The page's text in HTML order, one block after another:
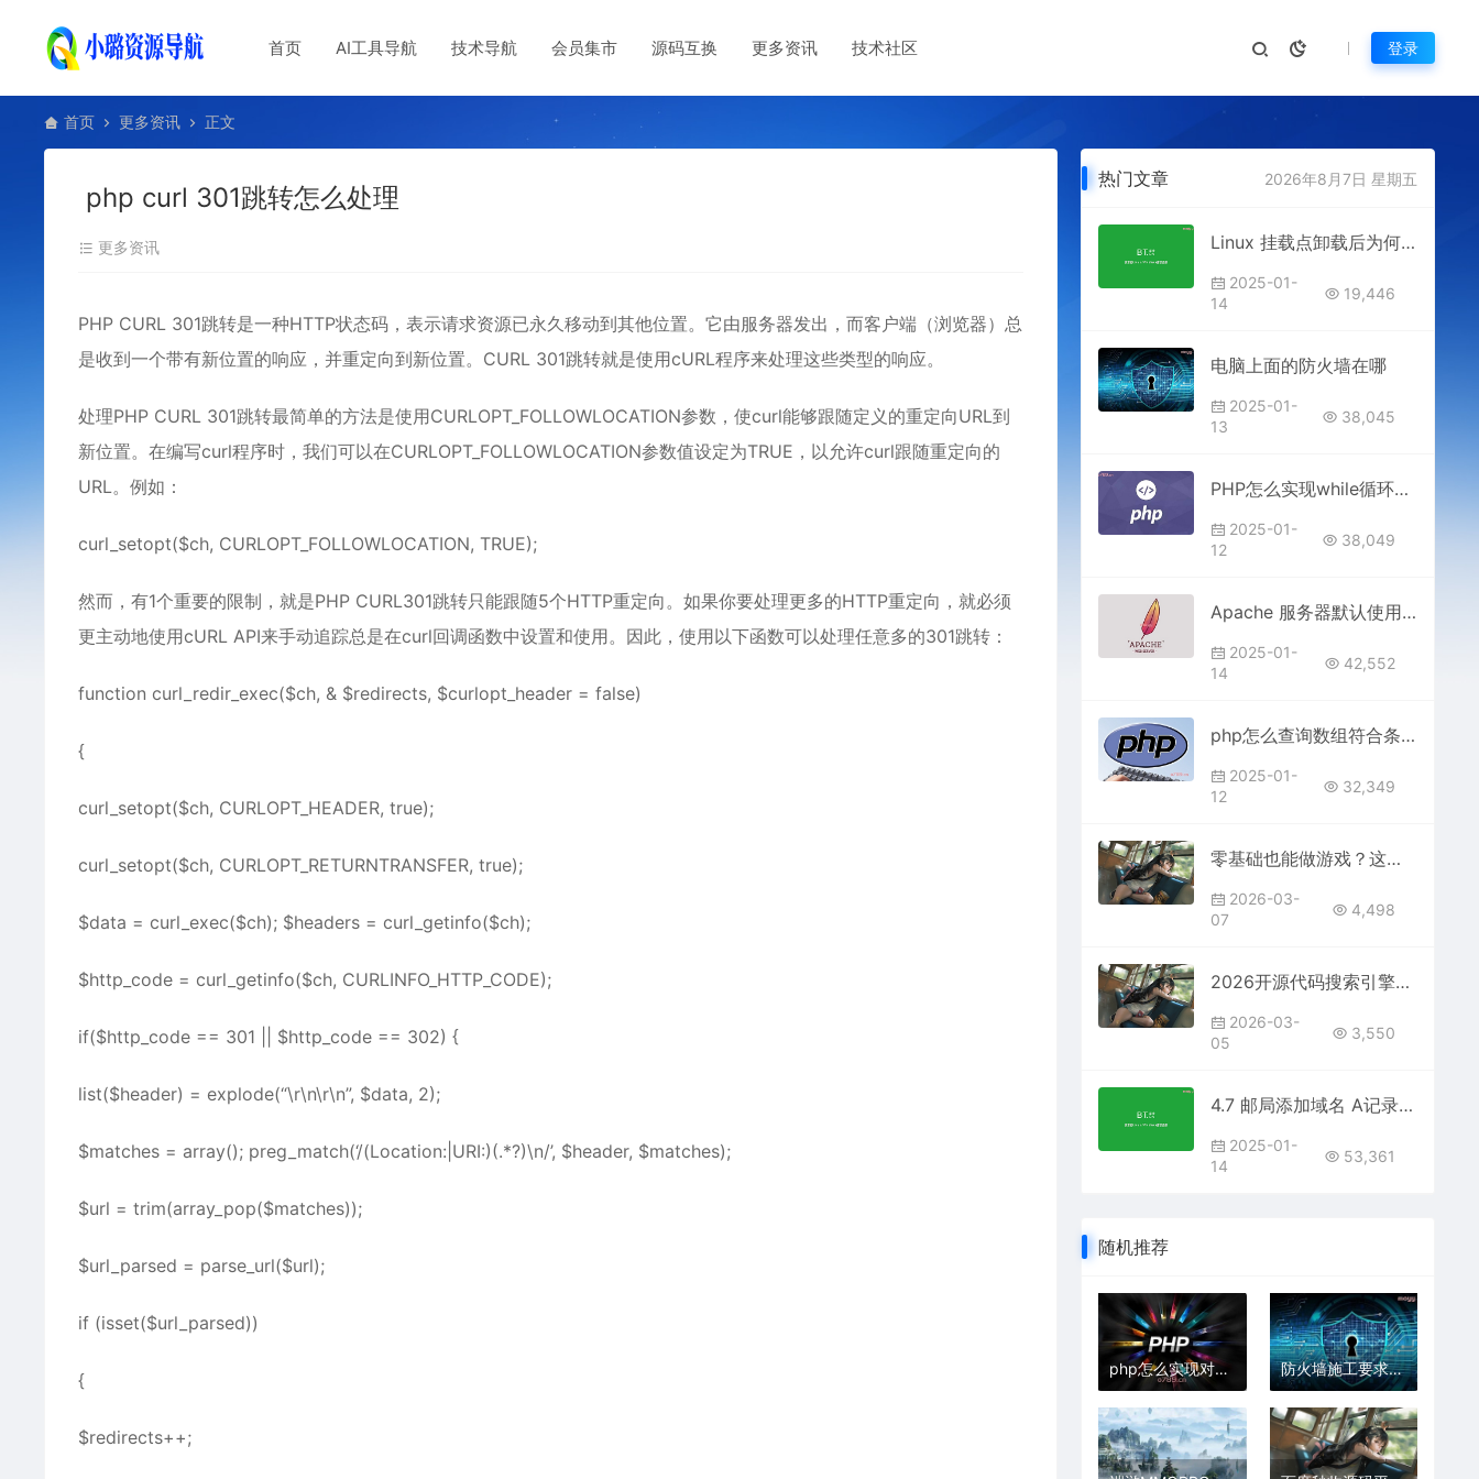
首页 AI工具导航 技术导航 会员集市 源码互换 更多资讯 技术社区 登录
首页 更多资讯 正文
php curl 301跳转怎么处理
更多资讯
PHP CURL 301跳转是一种HTTP状态码，表示请求资源已永久移动到其他位置。它由服务器发出，而客户端（浏览器）总
是收到一个带有新位置的响应，并重定向到新位置。CURL 301跳转就是使用cURL程序来处理这些类型的响应。
处理PHP CURL 301跳转最简单的方法是使用CURLOPT_FOLLOWLOCATION参数，使curl能够跟随定义的重定向URL到
新位置。在编写curl程序时，我们可以在CURLOPT_FOLLOWLOCATION参数值设定为TRUE，以允许curl跟随重定向的
URL。例如：
curl_setopt($ch, CURLOPT_FOLLOWLOCATION, TRUE);
然而，有1个重要的限制，就是PHP CURL301跳转只能跟随5个HTTP重定向。如果你要处理更多的HTTP重定向，就必须
更主动地使用cURL API来手动追踪总是在curl回调函数中设置和使用。因此，使用以下函数可以处理任意多的301跳转：
function curl_redir_exec($ch, & $redirects, $curlopt_header = false)
{
curl_setopt($ch, CURLOPT_HEADER, true);
curl_setopt($ch, CURLOPT_RETURNTRANSFER, true);
$data = curl_exec($ch); $headers = curl_getinfo($ch);
$http_code = curl_getinfo($ch, CURLINFO_HTTP_CODE);
if($http_code == 301 || $http_code == 302) {
list($header) = explode(“\r\n\r\n”, $data, 2);
$matches = array(); preg_match(‘/(Location:|URI:)(.*?)\n/’, $header, $matches);
$url = trim(array_pop($matches));
$url_parsed = parse_url($url);
if (isset($url_parsed))
{
$redirects++;
热门文章 2026年8月7日 星期五
Linux 挂载点卸载后为何仍然占用？
2025-01-
14
19,446
电脑上面的防火墙在哪
2025-01-
13
38,045
PHP怎么实现while循环语句
2025-01-
12
38,049
Apache 服务器默认使用哪个端口？全面解析 80 端口
2025-01-
14
42,552
php怎么查询数组符合条件的元素
2025-01-
12
32,349
零基础也能做游戏？这套源码让你秒变大神！
2026-03-
07
4,498
2026开源代码搜索引擎：精准查找您需要的程序源码-极速
2026-03-
05
3,550
4.7 邮局添加域名 A记录解析失败
2025-01-
14
53,361
随机推荐
php怎么实现对象转字符 防火墙施工要求有哪些